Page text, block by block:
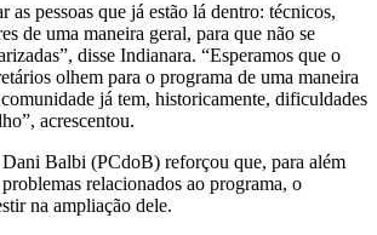
as pessoas que já estão lá dentro: técnicos,
de uma maneira geral, para que não se
disse Indianara. “Esperamos que o
olhem para o programa de uma maneira
já tem, historicamente, dificuldades
acrescentou.
Dani Balbi (PCdoB) reforçou que, para além
relacionados ao programa, o
na ampliação dele.